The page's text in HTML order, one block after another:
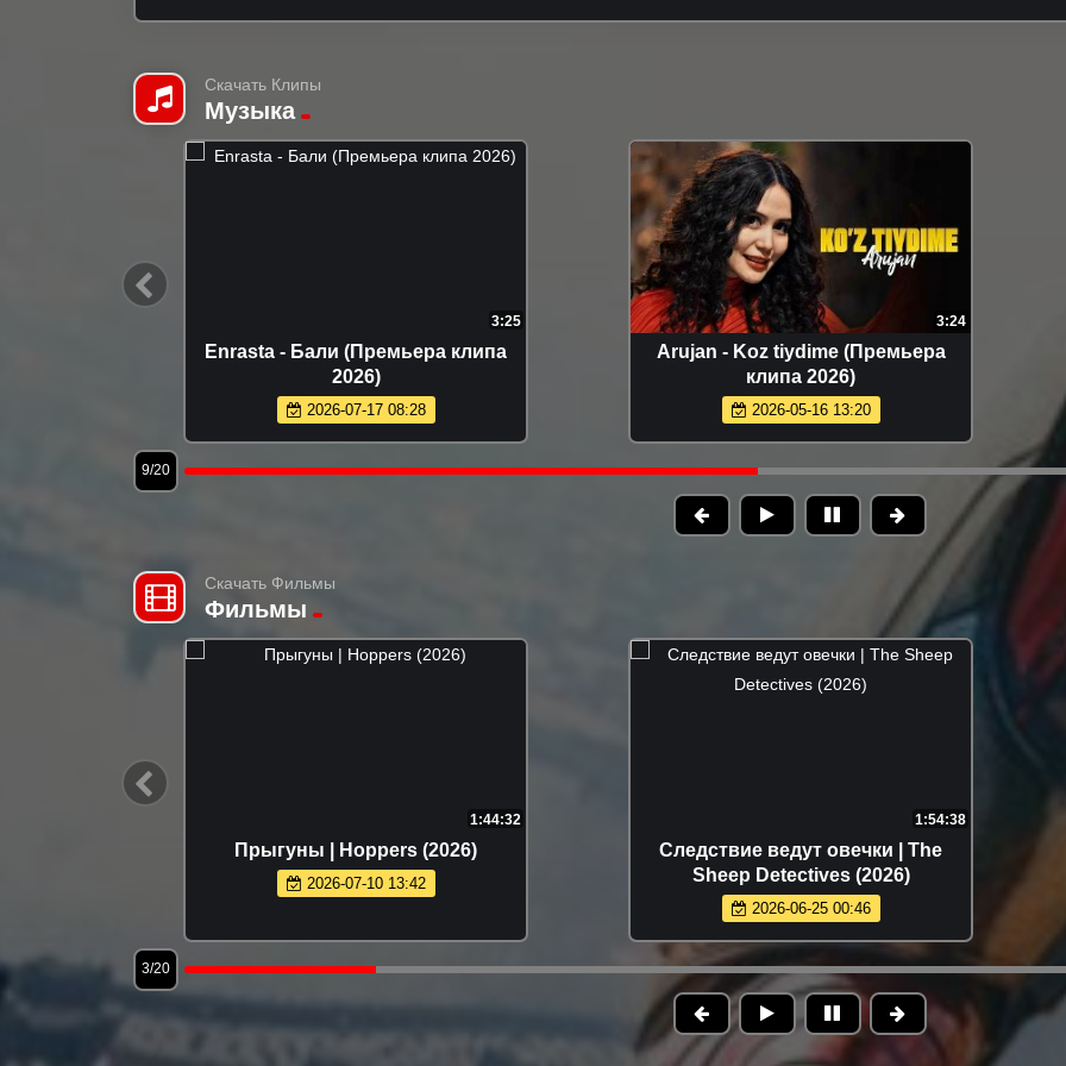
Скачать Клипы
Музыка
3:40
Сергей Одинцов - Моя недотрога
(Премьера клипа 2026)
2026-05-15 10:04
3:17
ХАННА - Танцуй (Премьера 2026)
2026-06-14 11:27
12/20
Скачать Фильмы
Фильмы
1:44:32
Прыгуны | Hoppers (2026)
2026-07-10 13:42
1:54:38
Следствие ведут овечки | The
Sheep Detectives (2026)
2026-06-25 00:46
3/20